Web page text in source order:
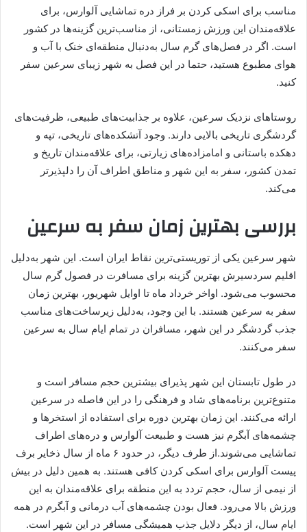
مناسب برای اسکی کردن بر فراز دره تماشایی آلوارس، برای
علاقه‌مندان این ورزش زمستانی، از مناسب‌ترین گزینه‌ها در کشور
است. اگر در فصل‌های گرم سال به‌دنبال منطقه‌ای خنک با آب و
هوای مطبوع هستید، حتما در این فصل به شهر زیبای سرعین سفر
کنید.
روستاهای نزدیک سرعین، علاوه بر جذابیت‌های طبیعی، ظرفیت‌های
گردشگری تاریخی بالایی دارند. وجود آتشکده‌های تاریخی، تپه و
دهکده باستانی و امامزاده‌های زیارتی، برای علاقه‌مندان تاریخ و
تمدن کشور، سفر به این شهر و مناطق اطراف آن را دلپذیرتر
می‌کند.
بررسی بهترین زمان سفر به سرعین
شهر سرعین یکی از توریستی‌ترین نقاط ایران است. این شهر به‌دلیل
اقلیم سردسیرش بهترین گزینه برای مسافرت در فصول گرم سال
محسوب می‌شود. اواخر خرداد ماه تا اوایل شهریور،‌ بهترین زمان
سفر به سرعین هستند. با این وجود، به‌دلیل زیرساخت‌های مناسب
جذب گردشگر در این شهر، مسافران در تمام ایام سال به سرعین
سفر می‌کنند.
در طول تابستان این شهر پذیرای بیشترین حجم مسافر است و
متنوع‌ترین برنامه‌های شاد و فرهنگی را در این فاصله در سرعین
ارائه می‌کنند. این زمان بهترین دوره برای استفاده از استخرها و
چشمه‌های آبگرم نیز هست و طبیعت آلوارس و دره‌های اطراف
تماشایی می‌شوند.از طرف دیگر، در حدود ۶ ماه از سال ذخایر برف
پیست آلوارس برای اسکی کردن کافی هستند. به همین دلیل در بیش
از نیمی از سال، حجم تردد به این منطقه برای علاقه‌مندان به این
ورزش بالا می‌رود. فعال بودن چشمه‌های آب درمانی و آبگرم در همه
ایام سال، از دیگر دلایل جذب همیشگی مسافر در این شهر است.